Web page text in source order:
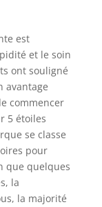
VTT de
d'une
vous
débris
traction
d'un pas
de la
Le travail
est
et le soin
ont souligné
avantage
commencer
5 étoiles
se classe
pour
que quelques
la
la majorité